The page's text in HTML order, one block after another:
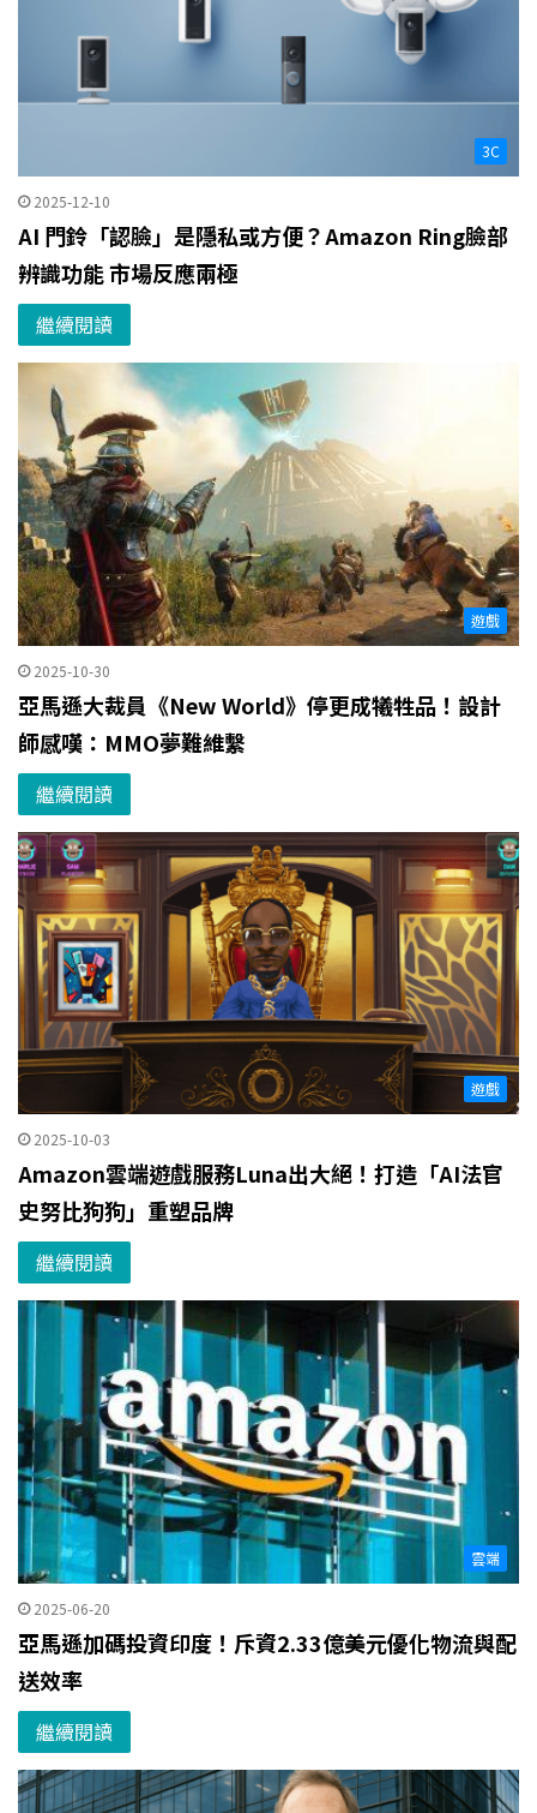
3C
2025-12-10
AI 門鈴「認臉」是隱私或方便？Amazon Ring臉部
辨識功能 市場反應兩極
繼續閱讀
遊戲
2025-10-30
亞馬遜大裁員《New World》停更成犧牲品！設計
師感嘆：MMO夢難維繫
繼續閱讀
遊戲
2025-10-03
Amazon雲端遊戲服務Luna出大絕！打造「AI法官
史努比狗狗」重塑品牌
繼續閱讀
雲端
2025-06-20
亞馬遜加碼投資印度！斥資2.33億美元優化物流與配
送效率
繼續閱讀